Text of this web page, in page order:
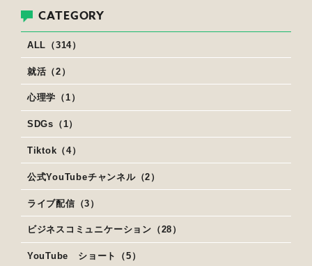
CATEGORY
ALL（314）
就活（2）
心理学（1）
SDGs（1）
Tiktok（4）
公式YouTubeチャンネル（2）
ライブ配信（3）
ビジネスコミュニケーション（28）
YouTube ショート（5）